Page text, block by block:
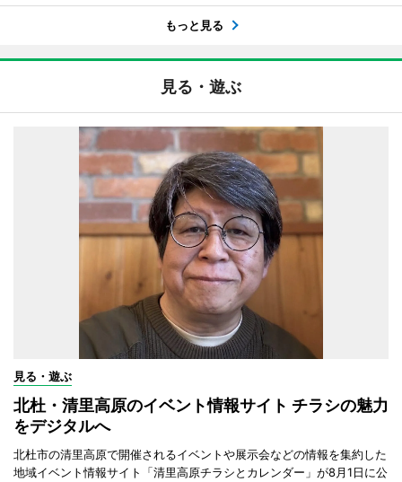
もっと見る
見る・遊ぶ
見る・遊ぶ
北杜・清里高原のイベント情報サイト チラシの魅力
をデジタルへ
北杜市の清里高原で開催されるイベントや展示会などの情報を集約した
地域イベント情報サイト「清里高原チラシとカレンダー」が8月1日に公